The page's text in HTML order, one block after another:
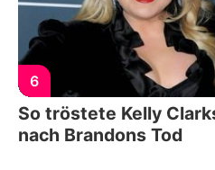
6
So tröstete Kelly
nach Brandons Tod